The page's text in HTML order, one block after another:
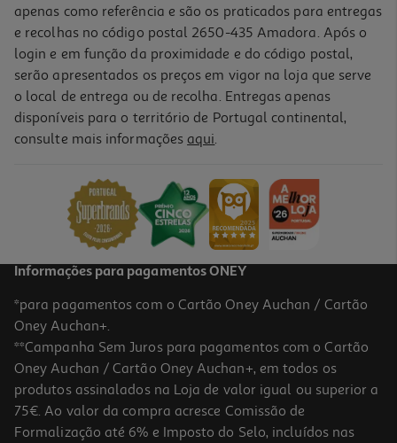
Ração Para Cão Ultima Com Frango E Arroz 7.5kg
43,29 €
apenas como referência e são os praticados para entregas
e recolhas no código postal 2650-435 Amadora. Após o
login e em função da proximidade e do código postal,
serão apresentados os preços em vigor na loja que serve
o local de entrega ou de recolha. Entregas apenas
disponíveis para o território de Portugal continental,
consulte mais informações aqui.
Informações para pagamentos ONEY
*para pagamentos com o Cartão Oney Auchan / Cartão
Oney Auchan+.
**Campanha Sem Juros para pagamentos com o Cartão
Oney Auchan / Cartão Oney Auchan+, em todos os
produtos assinalados na Loja de valor igual ou superior a
75€. Ao valor da compra acresce Comissão de
Formalização até 6% e Imposto do Selo, incluídos nas